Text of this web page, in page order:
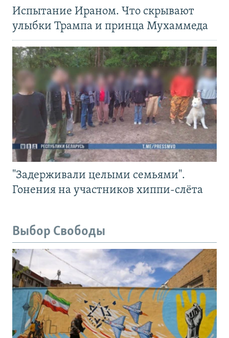
Испытание Ираном. Что скрывают
улыбки Трампа и принца Мухаммеда
"Задерживали целыми семьями".
Гонения на участников хиппи-слёта
Выбор Свободы